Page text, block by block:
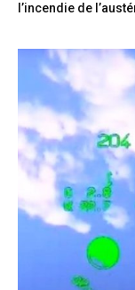
l’incendie de